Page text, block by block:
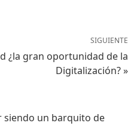
SIGUIENTE
¿la gran oportunidad de la
Digitalización? »
siendo un barquito de